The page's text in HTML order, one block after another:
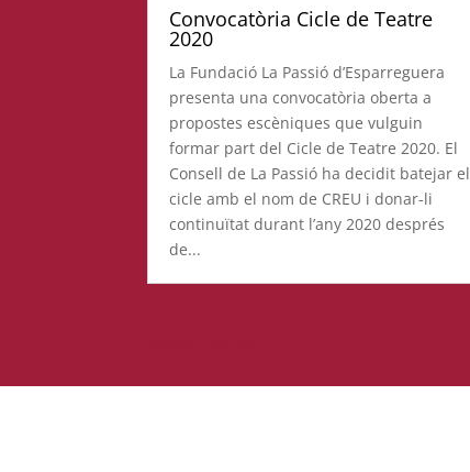
Convocatòria Cicle de Teatre
2020
La Fundació La Passió d’Esparreguera
presenta una convocatòria oberta a
propostes escèniques que vulguin
formar part del Cicle de Teatre 2020. El
Consell de La Passió ha decidit batejar el
cicle amb el nom de CREU i donar-li
continuïtat durant l’any 2020 després
de...